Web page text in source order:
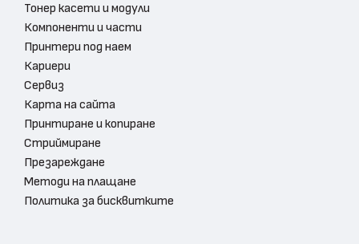
Тонер касети и модули
Компоненти и части
Принтери под наем
Кариери
Сервиз
Карта на сайта
Принтиране и копиране
Стриймиране
Презареждане
Методи на плащане
Политика за бисквитките